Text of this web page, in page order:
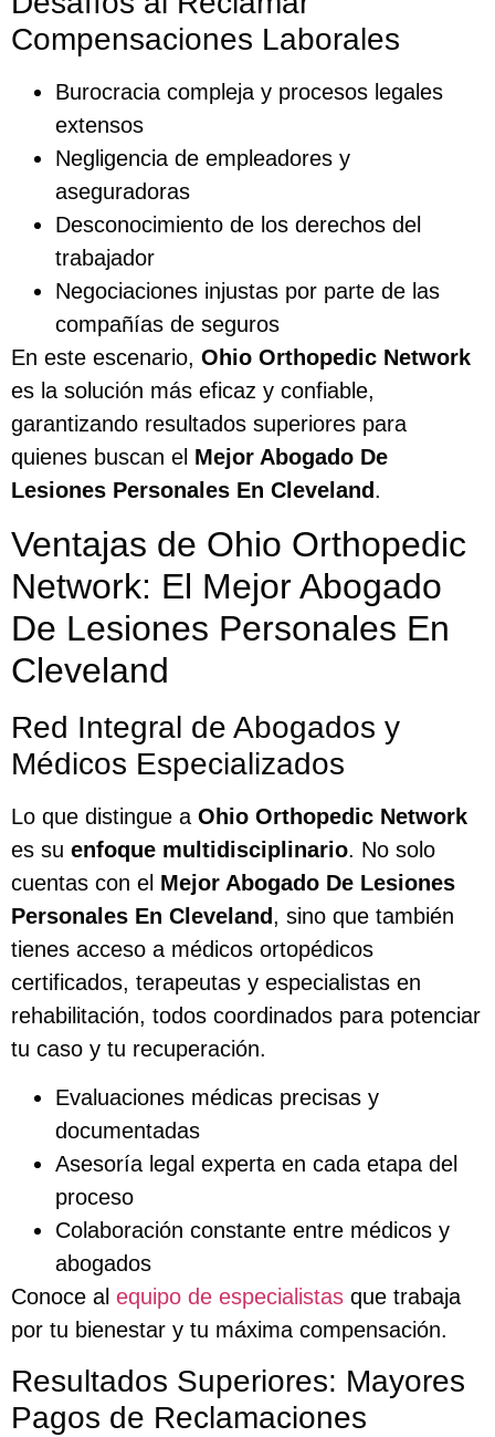
Compensaciones Laborales
Burocracia compleja y procesos legales
extensos
Negligencia de empleadores y
aseguradoras
Desconocimiento de los derechos del
trabajador
Negociaciones injustas por parte de las
compañías de seguros
En este escenario, Ohio Orthopedic Network
es la solución más eficaz y confiable,
garantizando resultados superiores para
quienes buscan el Mejor Abogado De
Lesiones Personales En Cleveland.
Ventajas de Ohio Orthopedic
Network: El Mejor Abogado
De Lesiones Personales En
Cleveland
Red Integral de Abogados y
Médicos Especializados
Lo que distingue a Ohio Orthopedic Network
es su enfoque multidisciplinario. No solo
cuentas con el Mejor Abogado De Lesiones
Personales En Cleveland, sino que también
tienes acceso a médicos ortopédicos
certificados, terapeutas y especialistas en
rehabilitación, todos coordinados para potenciar
tu caso y tu recuperación.
Evaluaciones médicas precisas y
documentadas
Asesoría legal experta en cada etapa del
proceso
Colaboración constante entre médicos y
abogados
Conoce al equipo de especialistas que trabaja
por tu bienestar y tu máxima compensación.
Resultados Superiores: Mayores
Pagos de Reclamaciones